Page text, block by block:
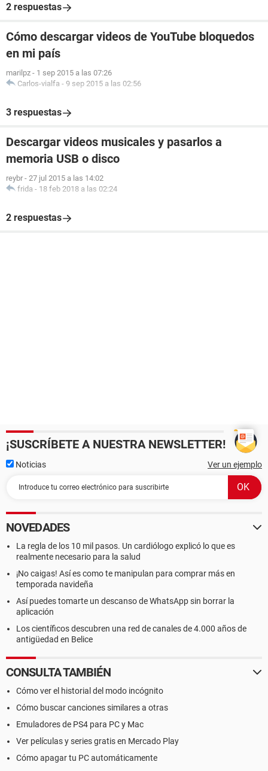
2 respuestas
Cómo descargar videos de YouTube bloquedos
en mi país
marilpz - 1 sep 2015 a las 07:26
Carlos-vialfa - 9 sep 2015 a las 02:56
3 respuestas
Descargar videos musicales y pasarlos a
memoria USB o disco
reybr - 27 jul 2015 a las 14:02
frida - 18 feb 2018 a las 02:24
2 respuestas
¡SUSCRÍBETE A NUESTRA NEWSLETTER!
Noticias Ver un ejemplo
NOVEDADES
La regla de los 10 mil pasos. Un cardiólogo explicó lo que es
realmente necesario para la salud
¡No caigas! Así es como te manipulan para comprar más en
temporada navideña
Así puedes tomarte un descanso de WhatsApp sin borrar la
aplicación
Los científicos descubren una red de canales de 4.000 años de
antigüedad en Belice
CONSULTA TAMBIÉN
Cómo ver el historial del modo incógnito
Cómo buscar canciones similares a otras
Emuladores de PS4 para PC y Mac
Ver películas y series gratis en Mercado Play
Cómo apagar tu PC automáticamente